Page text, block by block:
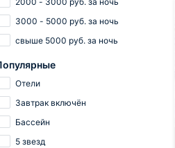
3000 - 5000 руб. за ночь
свыше 5000 руб. за ночь
Отели
Завтрак включён
Бассейн
5 звезд